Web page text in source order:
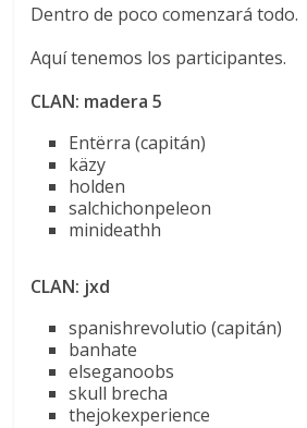
Dentro de poco comenzará todo.
Aquí tenemos los participantes.
CLAN: madera 5
Entërra (capitán)
käzy
holden
salchichonpeleon
minideathh
CLAN: jxd
spanishrevolutio (capitán)
banhate
elseganoobs
skull brecha
thejokexperience